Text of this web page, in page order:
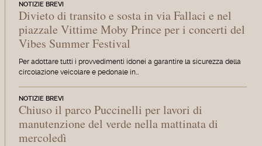
NOTIZIE BREVI
Divieto di transito e sosta in via Fallaci e nel
piazzale Vittime Moby Prince per i concerti del
Vibes Summer Festival
Per adottare tutti i provvedimenti idonei a garantire la sicurezza della
circolazione veicolare e pedonale in…
NOTIZIE BREVI
Chiuso il parco Puccinelli per lavori di
manutenzione del verde nella mattinata di
mercoledì